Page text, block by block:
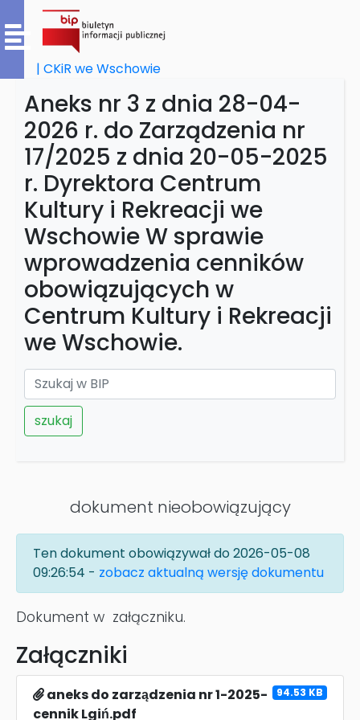
| CKiR we Wschowie
Aneks nr 3 z dnia 28-04-
2026 r. do Zarządzenia nr
17/2025 z dnia 20-05-2025
r. Dyrektora Centrum
Kultury i Rekreacji we
Wschowie W sprawie
wprowadzenia cenników
obowiązujących w
Centrum Kultury i Rekreacji
we Wschowie.
szukaj
dokument nieobowiązujący
Ten dokument obowiązywał do 2026-05-08
09:26:54 - zobacz aktualną wersję dokumentu
Dokument w załączniku.
Załączniki
aneks do zarządzenia nr 1-2025-
cennik Lgiń.pdf
94.53 KB